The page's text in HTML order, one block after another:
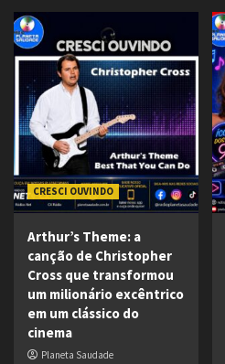
CRESCI OUVINDO
Arthur’s Theme: a
canção de Christopher
Cross que transformou
um milionário excêntrico
em um clássico do
cinema
Planeta Saudade